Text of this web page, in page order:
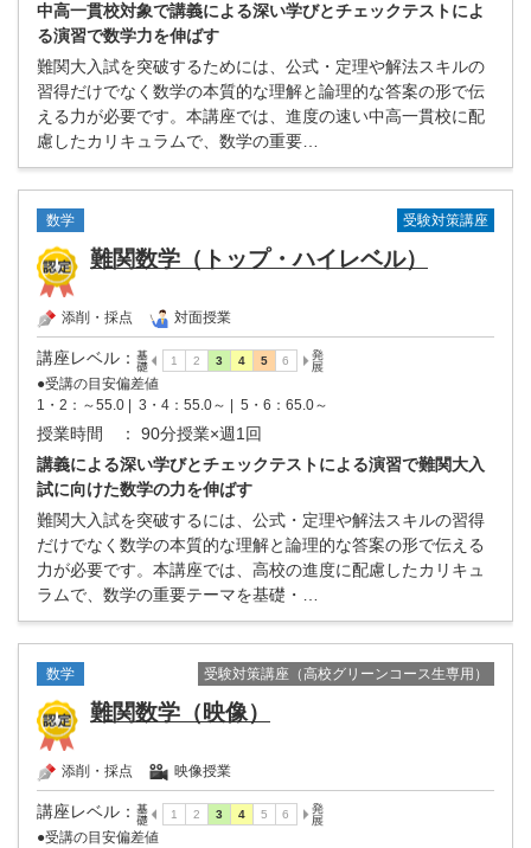
中高一貫校対象で講義による深い学びとチェックテストによ
る演習で数学力を伸ばす
難関大入試を突破するためには、公式・定理や解法スキルの
習得だけでなく数学の本質的な理解と論理的な答案の形で伝
える力が必要です。本講座では、進度の速い中高一貫校に配
慮したカリキュラムで、数学の重要…
数学 受験対策講座
難関数学（トップ・ハイレベル）
添削・採点 対面授業
講座レベル ：
●受講の目安偏差値
1・2：～55.0 |
3・4：55.0～ | 5・6：65.0～
授業時間
： 90分授業×週1回
講義による深い学びとチェックテストによる演習で難関大入
試に向けた数学の力を伸ばす
難関大入試を突破するには、公式・定理や解法スキルの習得
だけでなく数学の本質的な理解と論理的な答案の形で伝える
力が必要です。本講座では、高校の進度に配慮したカリキュ
ラムで、数学の重要テーマを基礎・…
数学 受験対策講座（高校グリーンコース生専用）
難関数学（映像）
添削・採点 映像授業
講座レベル ：
●受講の目安偏差値